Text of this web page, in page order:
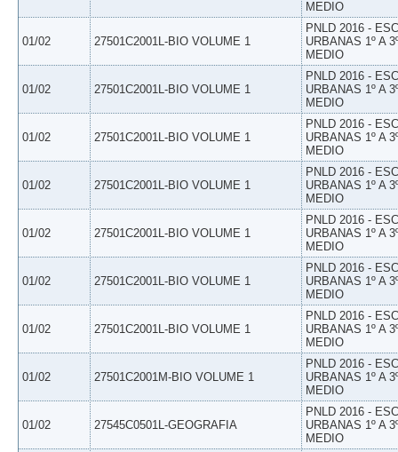
MEDIO
01/02 27501C2001L-BIO VOLUME 1
PNLD 2016 -
URBANAS 1º A
MEDIO
01/02 27501C2001L-BIO VOLUME 1
PNLD 2016 -
URBANAS 1º A
MEDIO
01/02 27501C2001L-BIO VOLUME 1
PNLD 2016 -
URBANAS 1º A
MEDIO
01/02 27501C2001L-BIO VOLUME 1
PNLD 2016 -
URBANAS 1º A
MEDIO
01/02 27501C2001L-BIO VOLUME 1
PNLD 2016 -
URBANAS 1º A
MEDIO
01/02 27501C2001L-BIO VOLUME 1
PNLD 2016 -
URBANAS 1º A
MEDIO
01/02 27501C2001L-BIO VOLUME 1
PNLD 2016 -
URBANAS 1º A
MEDIO
01/02 27501C2001M-BIO VOLUME 1
PNLD 2016 -
URBANAS 1º A
MEDIO
01/02 27545C0501L-GEOGRAFIA
PNLD 2016 -
URBANAS 1º A
MEDIO